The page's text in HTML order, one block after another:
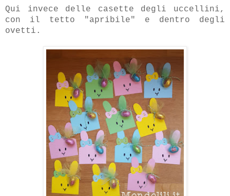
Qui invece delle casette degli uccellini,
con il tetto "apribile" e dentro degli
ovetti.